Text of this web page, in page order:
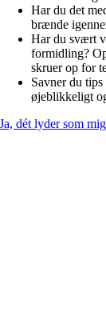
Har du det
brænde
Har du svært
formidling?
skruer op for
Savner du
øjeblikkeligt
Ja, dét lyder som